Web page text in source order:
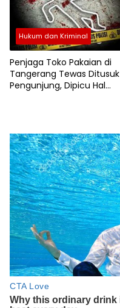
Hukum dan Kriminal
Penjaga Toko Pakaian di
Tangerang Tewas Ditusuk
Pengunjung, Dipicu Hal